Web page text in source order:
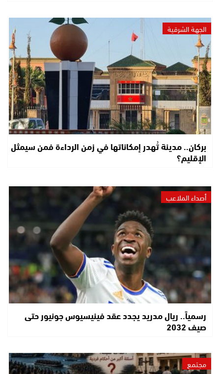
الجهة الشرقية
بركان.. مدينة تُهدر إمكاناتها في زمن الرداءة فمن سيمثل
الإقليم؟
أصداء الملاعب
رسمياً.. ريال مدريد يجدد عقد فينيسيوس جونيور حتى
صيف 2032
مجتمع